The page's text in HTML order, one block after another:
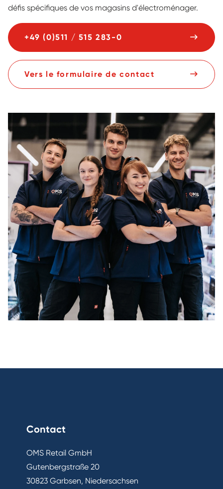
défis spécifiques de vos magasins d'électroménager.
+49 (0)511 / 515 283-0
Vers le formulaire de contact
Contact
OMS Retail GmbH
Gutenbergstraße 20
30823 Garbsen, Niedersachsen